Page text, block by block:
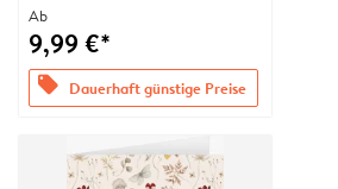
Ab
9,99 €*
offers Dauerhaft günstige Preise